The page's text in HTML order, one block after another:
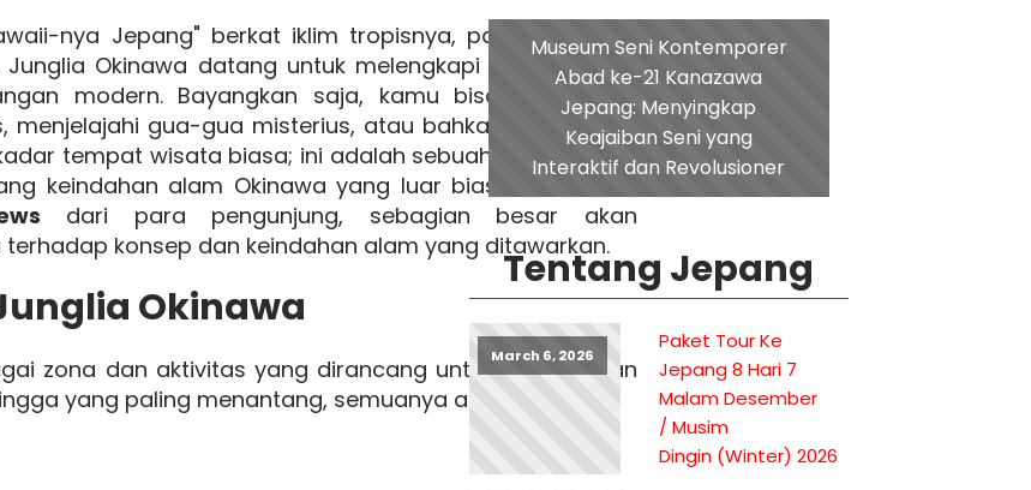
nya Jepang" berkat iklim tropisnya, pantai berpasir
Okinawa datang untuk melengkapi pesona alam
modern. Bayangkan saja, kamu bisa merasakan
gua-gua misterius, atau bahkan berinteraksi
tempat wisata biasa; ini adalah sebuah pengalaman
keindahan alam Okinawa yang luar biasa. Jika kamu
dari para pengunjung, sebagian besar akan
konsep dan keindahan alam yang ditawarkan.
Okinawa
zona dan aktivitas yang dirancang untuk memuaskan
yang paling menantang, semuanya ada di sini:
Museum Seni Kontemporer
Abad ke-21 Kanazawa
Jepang: Menyingkap
Keajaiban Seni yang
Interaktif dan Revolusioner
Tentang Jepang
March 6, 2026
Paket Tour Ke
Jepang 8 Hari 7
Malam Desember
/ Musim
Dingin (Winter) 2026